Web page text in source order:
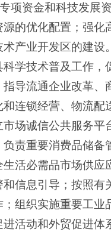
项资金和科技发展
的优化配置；强
产业开发区的建
学技术普及工作
导流通企业改革
连锁经营、物流
场诚信公共服务
责重要消费品储
活必需品市场供应
信息引导；按照有
组织实施重要工
活动和外贸促进体